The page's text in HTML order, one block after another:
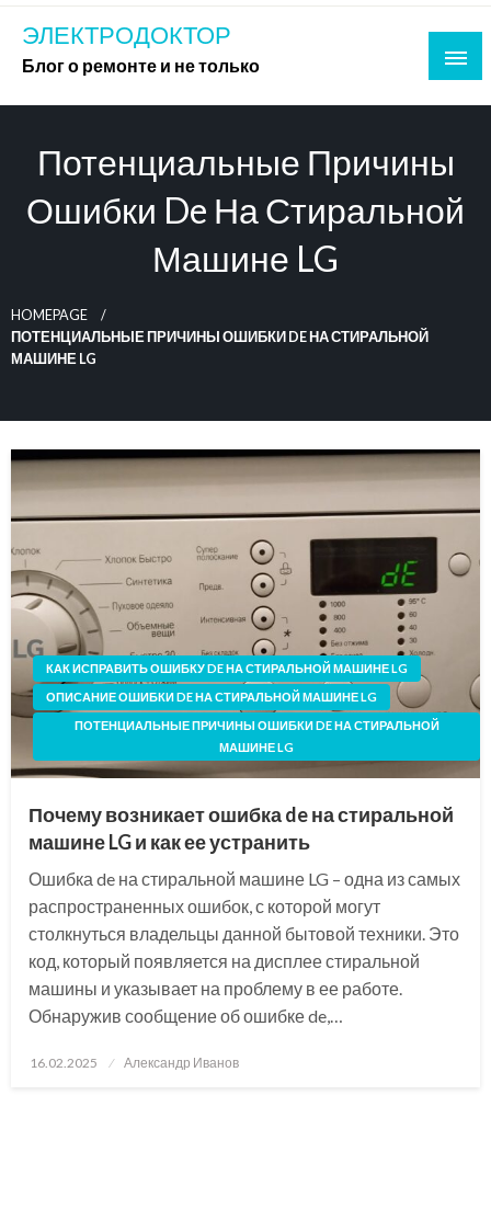
Skip
content
ЭЛЕКТРОДОКТОР
Блог о ремонте и не только
Потенциальные Причины
Ошибки De На Стиральной
Машине LG
HOMEPAGE
ПОТЕНЦИАЛЬНЫЕ ПРИЧИНЫ ОШИБКИ DE НА СТИРАЛЬНОЙ
МАШИНЕ LG
КАК ИСПРАВИТЬ ОШИБКУ DE НА СТИРАЛЬНОЙ МАШИНЕ LG
ОПИСАНИЕ ОШИБКИ DE НА СТИРАЛЬНОЙ МАШИНЕ LG
ПОТЕНЦИАЛЬНЫЕ ПРИЧИНЫ ОШИБКИ DE НА СТИРАЛЬНОЙ
МАШИНЕ LG
Почему возникает ошибка de на стиральной
машине LG и как ее устранить
Ошибка de на стиральной машине LG – одна из самых
распространенных ошибок, с которой могут
столкнуться владельцы данной бытовой техники. Это
код, который появляется на дисплее стиральной
машины и указывает на проблему в ее работе.
Обнаружив сообщение об ошибке de,…
Posted
16.02.2025 Александр Иванов